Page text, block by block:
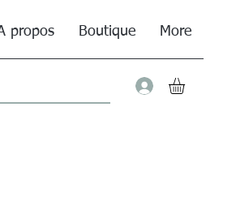
propos Boutique More
Connexion